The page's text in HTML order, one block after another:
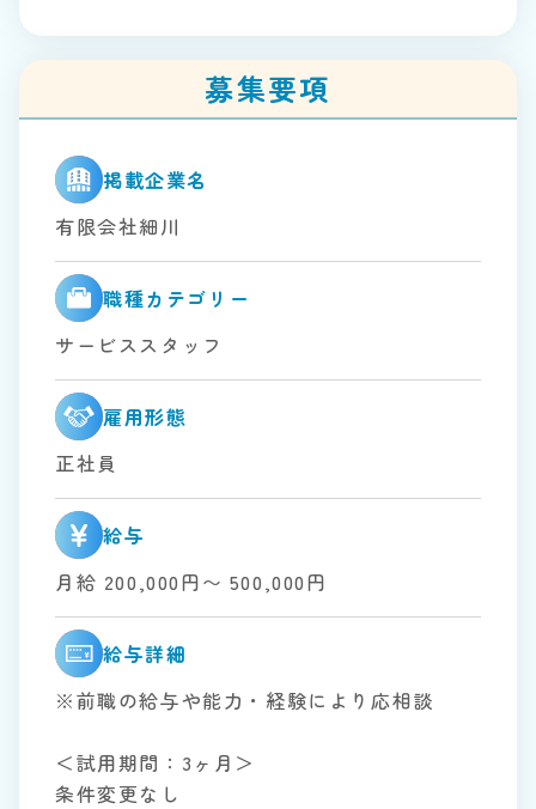
募集要項
掲載企業名
有限会社細川
職種カテゴリー
サービススタッフ
雇用形態
正社員
給与
月給 200,000円〜 500,000円
給与詳細
※前職の給与や能力・経験により応相談
＜試用期間：3ヶ月＞
条件変更なし